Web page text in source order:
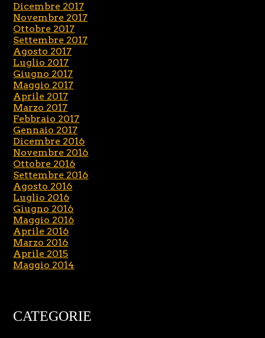
Dicembre 2017
Novembre 2017
Ottobre 2017
Settembre 2017
Agosto 2017
Luglio 2017
Giugno 2017
Maggio 2017
Aprile 2017
Marzo 2017
Febbraio 2017
Gennaio 2017
Dicembre 2016
Novembre 2016
Ottobre 2016
Settembre 2016
Agosto 2016
Luglio 2016
Giugno 2016
Maggio 2016
Aprile 2016
Marzo 2016
Aprile 2015
Maggio 2014
CATEGORIE